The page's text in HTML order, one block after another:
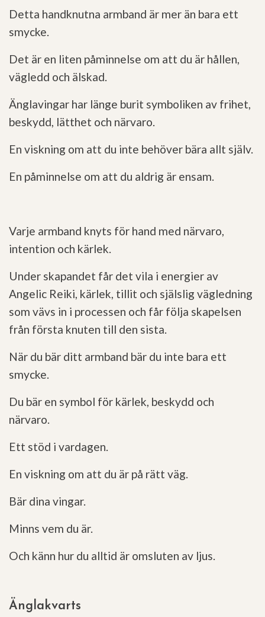
Detta handknutna armband är mer än bara ett
smycke.
Det är en liten påminnelse om att du är hållen,
vägledd och älskad.
Änglavingar har länge burit symboliken av frihet,
beskydd, lätthet och närvaro.
En viskning om att du inte behöver bära allt själv.
En påminnelse om att du aldrig är ensam.
Varje armband knyts för hand med närvaro,
intention och kärlek.
Under skapandet får det vila i energier av
Angelic Reiki, kärlek, tillit och själslig vägledning
som vävs in i processen och får följa skapelsen
från första knuten till den sista.
När du bär ditt armband bär du inte bara ett
smycke.
Du bär en symbol för kärlek, beskydd och
närvaro.
Ett stöd i vardagen.
En viskning om att du är på rätt väg.
Bär dina vingar.
Minns vem du är.
Och känn hur du alltid är omsluten av ljus.
Änglakvarts